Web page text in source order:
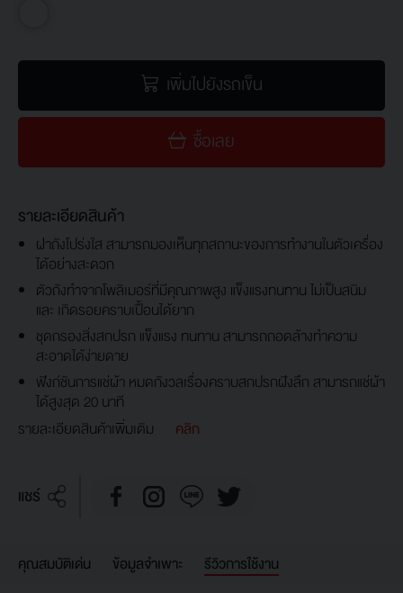
เพิ่มไปยังรถเข็น
ซื้อเลย
รายละเอียดสินค้า
ฝาถังโปร่งใส สามารถมองเห็นทุกสถานะของการทำงานในตัวเครื่อง
ได้อย่างสะดวก
ตัวถังทำจากโพลิเมอร์ที่มีคุณภาพสูง แข็งแรงทนทาน ไม่เป็นสนิม
และ เกิดรอยคราบเปื้อนได้ยาก
ชุดกรองสิ่งสกปรก แข็งแรง ทนทาน สามารถถอดล้างทำความ
สะอาดได้ง่ายดาย
ฟังก์ชันการแช่ผ้า หมดกังวลเรื่องคราบสกปรกฝังลึก สามารถแช่ผ้า
ได้สูงสุด 20 นาที
รายละเอียดสินค้าเพิ่มเติม
คลิก
แชร์
คุณสมบัติเด่น ข้อมูลจำเพาะ รีวิวการใช้งาน